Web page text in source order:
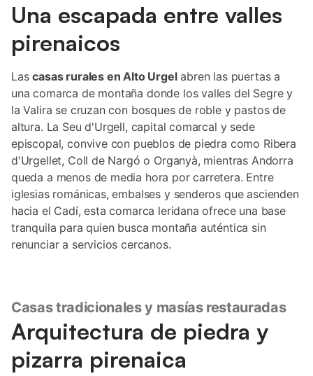
Una escapada entre valles
pirenaicos
Lascasas rurales en Alto Urgelabren las puertas a
una comarca de montaña donde los valles del Segre y
la Valira se cruzan con bosques de roble y pastos de
altura. La Seu d'Urgell, capital comarcal y sede
episcopal, convive con pueblos de piedra como Ribera
d'Urgellet, Coll de Nargó o Organyà, mientras Andorra
queda a menos de media hora por carretera. Entre
iglesias románicas, embalses y senderos que ascienden
hacia el Cadí, esta comarca leridana ofrece una base
tranquila para quien busca montaña auténtica sin
renunciar a servicios cercanos.
Casas tradicionales y masías restauradas
Arquitectura de piedra y
pizarra pirenaica